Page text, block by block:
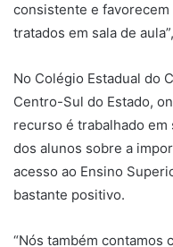
consistente e
tratados em sala de
No Colégio Estadual do
Centro-Sul do Estado,
recurso é trabalhado
dos alunos sobre a
acesso ao Ensino
bastante positivo.
“Nós também contamos